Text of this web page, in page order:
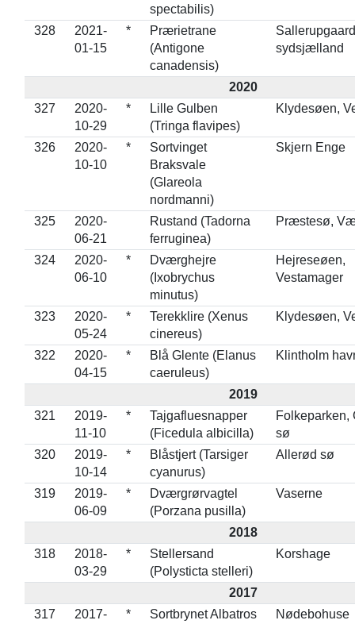
spectabilis)
328
2021-
01-15
*
Prærietrane
(Antigone
canadensis)
sydsjælland
2020
327
2020-
10-29
*
Lille Gulben
(Tringa flavipes)
Klydesøen,
326
2020-
10-10
*
Sortvinget
Braksvale
(Glareola
nordmanni)
Skjern Enge
325
2020-
06-21
Rustand (Tadorna
ferruginea)
Præstesø,
324
2020-
06-10
*
Dværghejre
(Ixobrychus
minutus)
Hejreseøen,
Vestamager
323
2020-
05-24
*
Terekklire (Xenus
cinereus)
Klydesøen,
322
2020-
04-15
*
Blå Glente (Elanus
caeruleus)
Klintholm
2019
321
2019-
11-10
*
Tajgafluesnapper
(Ficedula albicilla)
Folkeparken,
sø
320
2019-
10-14
*
Blåstjert (Tarsiger
cyanurus)
Allerød sø
319
2019-
06-09
*
Dværgrørvagtel
(Porzana pusilla)
Vaserne
2018
318
2018-
03-29
*
Stellersand
(Polysticta stelleri)
Korshage
2017
317
2017-
*
Sortbrynet Albatros
Nødebohuse